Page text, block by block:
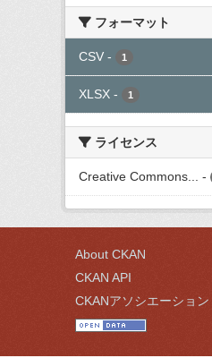
フォーマット
CSV - 1
XLSX - 1
ライセンス
Creative Commons... -
About CKAN
CKAN API
CKANアソシエーション